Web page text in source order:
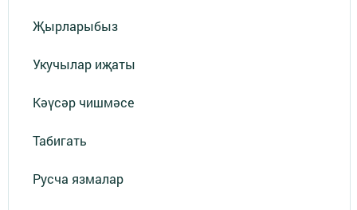
Җырларыбыз
Укучылар иҗаты
Кәүсәр чишмәсе
Табигать
Русча язмалар